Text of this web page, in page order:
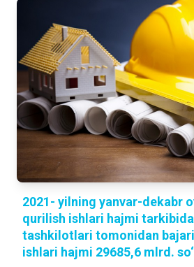
2021- yilning yanvar-dekabr
qurilish ishlari hajmi
tashkilotlari tomonidan
ishlari hajmi 29685,6 mlrd.